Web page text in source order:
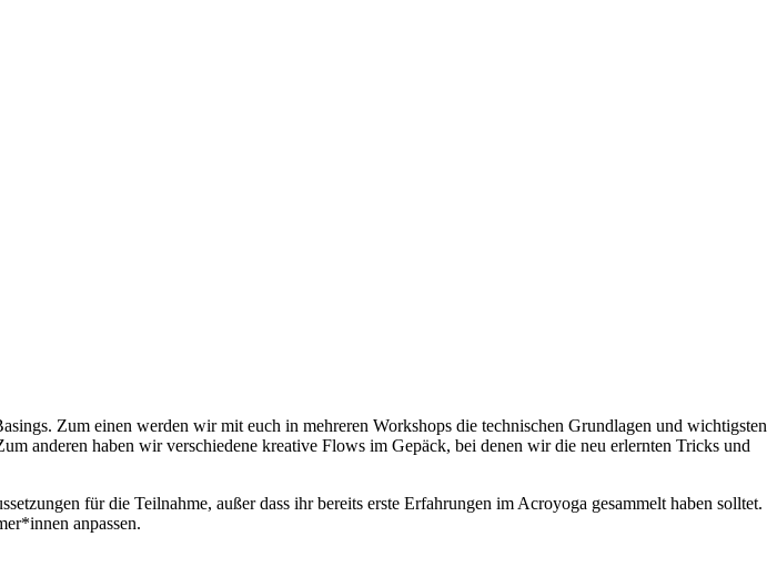
Zum einen werden wir mit euch in mehreren Workshops die technischen Grundlagen und wichtigsten
anderen haben wir verschiedene kreative Flows im Gepäck, bei denen wir die neu erlernten Tricks und
für die Teilnahme, außer dass ihr bereits erste Erfahrungen im Acroyoga gesammelt haben solltet.
anpassen.